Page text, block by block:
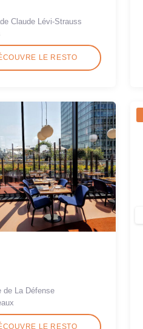
Claude Lévi-Strauss
LE RESTO
de La Défense
LE RESTO